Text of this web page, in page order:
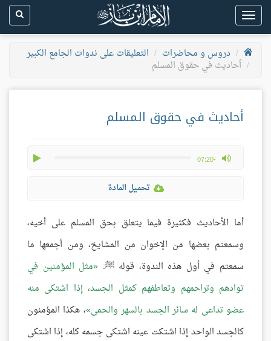
Toggle
navigation
دروس و محاضرات
التعليقات على ندوات الجامع الكبير
أحاديث في حقوق المسلم
أحاديث في حقوق المسلم
-07:20
max volume
تحميل المادة
أما الأحاديث فكثيرة فيما يتعلق بحق المسلم على أخيه،
وسمعتم بعضها من الإخوان من المشايخ، ومن أجمعها ما
سمعتم في أول هذه الندوة، قوله ﷺ:
مثل المؤمنين في
توادهم وتراحمهم وتعاطفهم كمثل الجسد، إذا اشتكى منه
عضو تداعى له سائر الجسد بالسهر والحمى ، هكذا المؤمنون
كالجسد الواحد إذا اشتكت عينه اشتكى جسمه كله، إذا اشتكى